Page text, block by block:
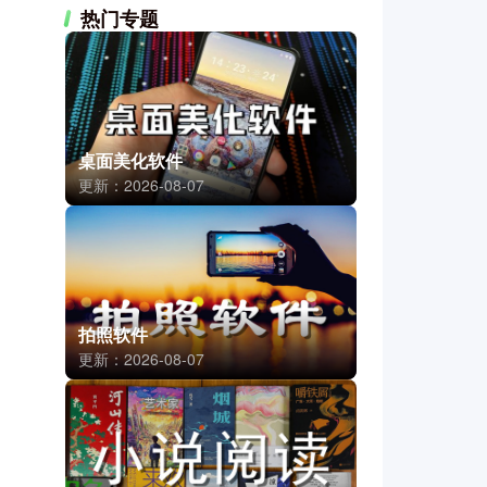
热门专题
桌面美化软件
更新：2026-08-07
拍照软件
更新：2026-08-07